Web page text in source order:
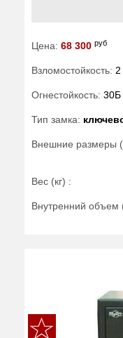
Цена: 68 300 руб
Взломостойкость: 2
Огнестойкость: 30Б
Тип замка:
Внешние размеры
Вес (кг) :
Внутренний объем